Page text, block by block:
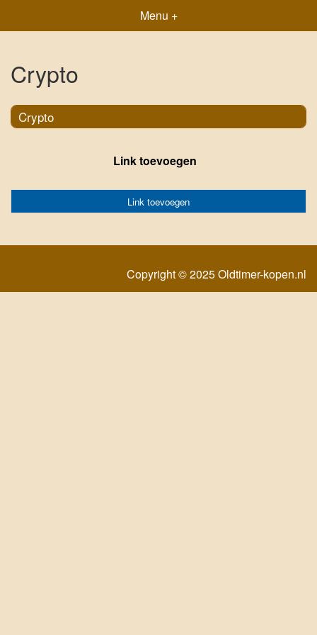
Menu +
Crypto
Crypto
Link toevoegen
Link toevoegen
Copyright © 2025 Oldtimer-kopen.nl